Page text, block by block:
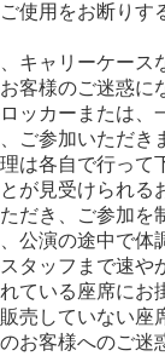
使用をお断りす
キャリーケース
客様のご迷惑に
ッカーまたは、
ご参加いただき
は各自で行って
が見受けられる
だき、ご参加を
公演の途中で体
タッフまで速や
ている座席にお
売していない座
お客様へのご迷